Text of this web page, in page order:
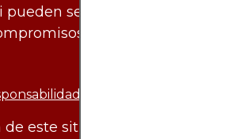
servir de base para
de ningún tipo.
este sitio web está